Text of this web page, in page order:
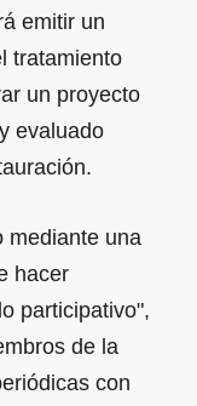
emitir un
tratamiento
un proyecto
evaluado
mediante una
hacer
participativo",
de la
con